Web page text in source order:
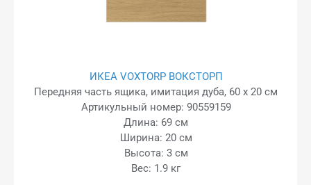
ИКЕА VOXTORP ВОКСТОРП
Передняя часть ящика, имитация дуба, 60 x 20 см
Артикульный номер: 90559159
Длина: 69 см
Ширина: 20 см
Высота: 3 см
Вес: 1.9 кг